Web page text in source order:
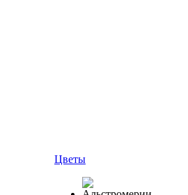
Цветы